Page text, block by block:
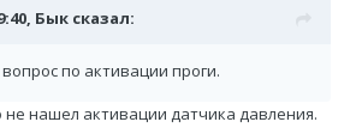
Бык сказал:
по активации проги.
не нашел активации датчика давления.